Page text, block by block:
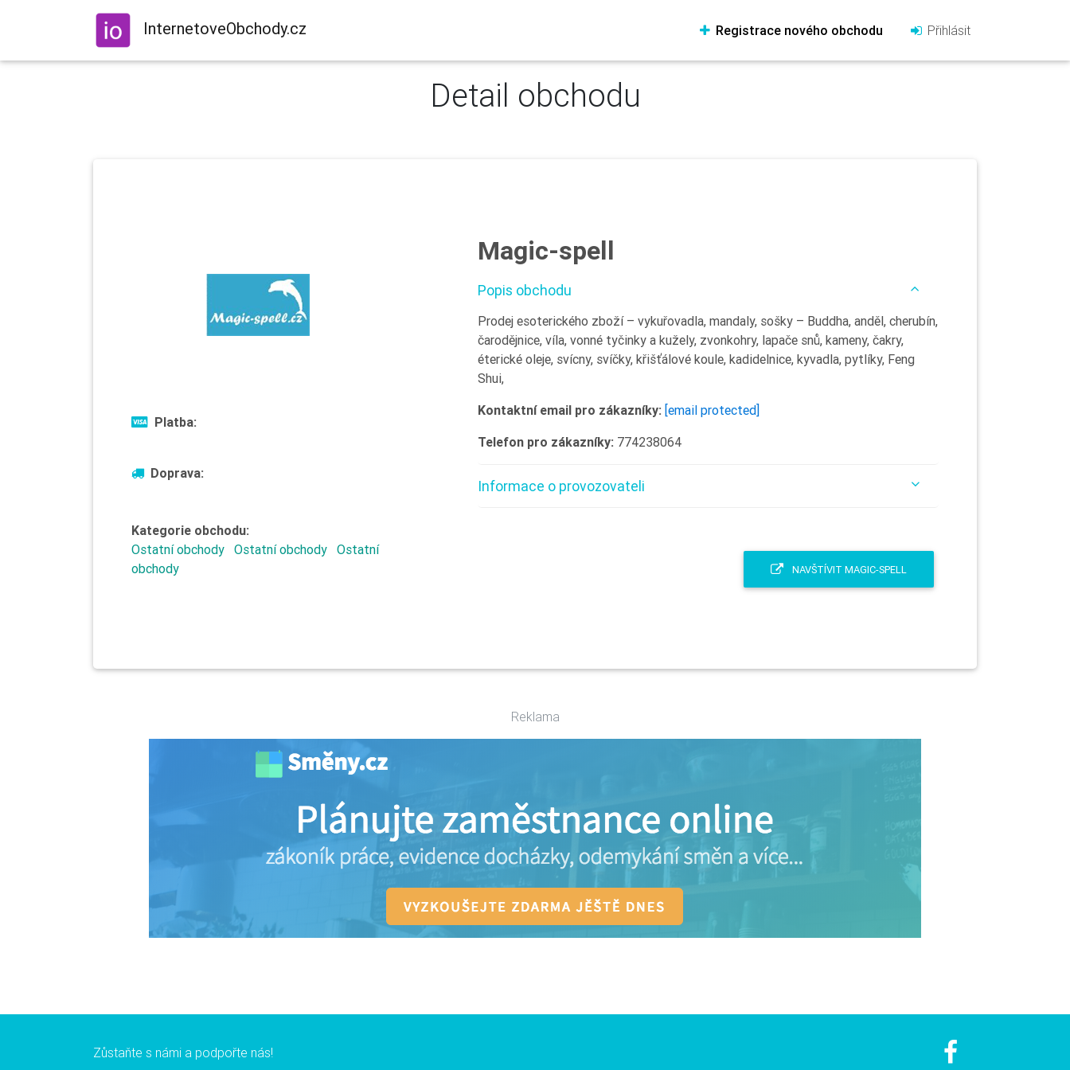
InternetoveObchody.cz Registrace nového obchodu Přihlásit
Detail obchodu
Platba:
Doprava:
Kategorie obchodu:
Ostatní obchody Ostatní obchody Ostatní
obchody
Magic-spell
Popis obchodu
Prodej esoterického zboží – vykuřovadla, mandaly, sošky – Buddha, anděl, cherubín,
čarodějnice, víla, vonné tyčinky a kužely, zvonkohry, lapače snů, kameny, čakry,
éterické oleje, svícny, svíčky, křišťálové koule, kadidelnice, kyvadla, pytlíky, Feng
Shui,
Kontaktní email pro zákazníky: [email protected]
Telefon pro zákazníky: 774238064
Informace o provozovateli
NAVŠTÍVIT MAGIC-SPELL
Reklama
Zůstaňte s námi a podpořte nás!